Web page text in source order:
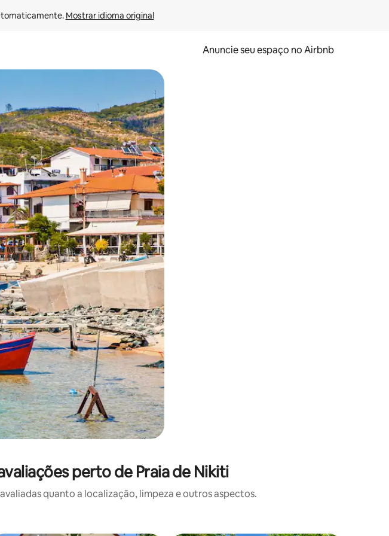
Mostrar idioma original
Anuncie seu espaço no Airbnb
do teclado ou tocando e deslizando o dedo na tela.
perto de Praia de Nikiti
quanto a localização, limpeza e outros aspectos.